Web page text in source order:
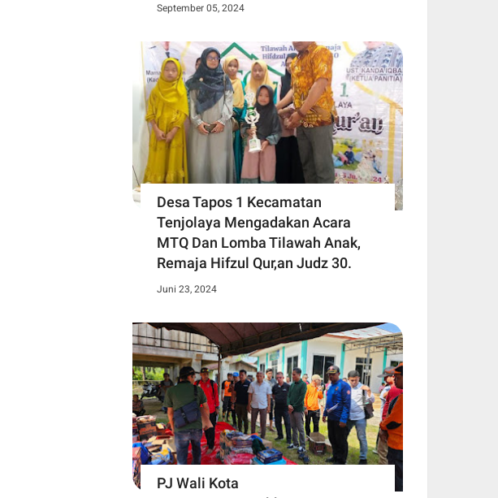
September 05, 2024
Desa Tapos 1 Kecamatan
Tenjolaya Mengadakan Acara
MTQ Dan Lomba Tilawah Anak,
Remaja Hifzul Qur,an Judz 30.
Juni 23, 2024
PJ Wali Kota